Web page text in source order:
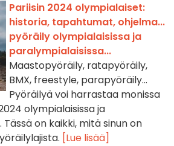
Pariisin 2024 olympialaiset:
historia, tapahtumat, ohjelma...
pyöräily olympialaisissa ja
paralympialaisissa...
Maastopyöräily, ratapyöräily,
BMX, freestyle, parapyöräily...
Pyöräilyä voi harrastaa monissa
olympialaisissa ja
on kaikki, mitä sinun on
[Lue lisää]